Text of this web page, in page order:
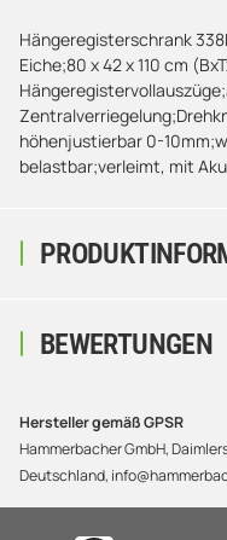
Hängeregisterschrank
Eiche;80 x 42 x 110 cm
höhenjustierbar 0-
belastbar;verleimt, mit
BEWERTUNGEN
Hersteller gemäß GPSR
Hammerbacher GmbH,
Deutschland,